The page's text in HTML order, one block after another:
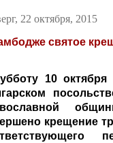
22 октября, 2015
святое
10
крещение